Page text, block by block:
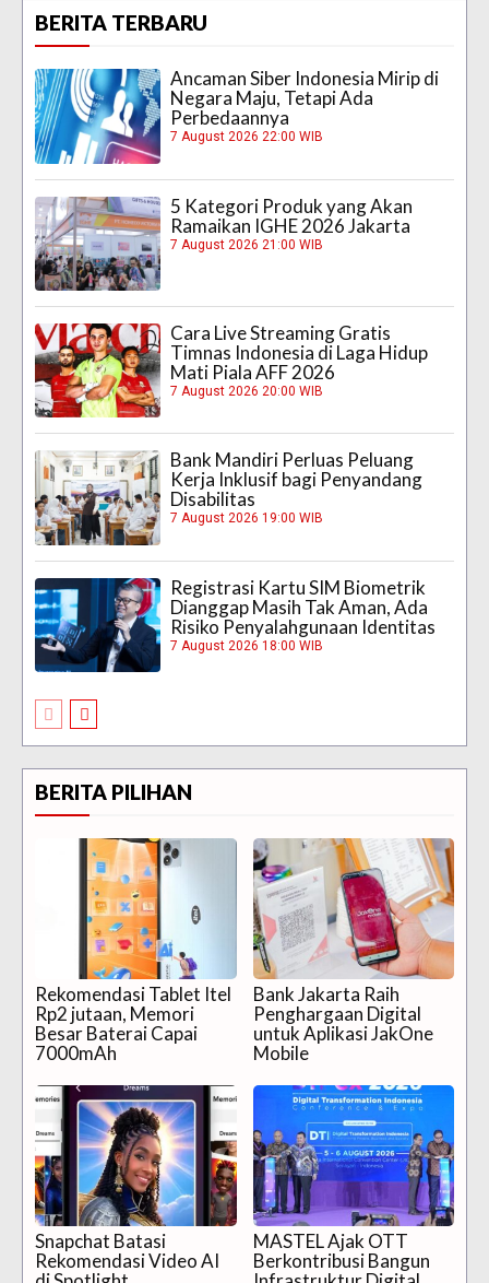
BERITA TERBARU
Ancaman Siber Indonesia Mirip di
Negara Maju, Tetapi Ada
Perbedaannya
7 August 2026 22:00 WIB
5 Kategori Produk yang Akan
Ramaikan IGHE 2026 Jakarta
7 August 2026 21:00 WIB
Cara Live Streaming Gratis
Timnas Indonesia di Laga Hidup
Mati Piala AFF 2026
7 August 2026 20:00 WIB
Bank Mandiri Perluas Peluang
Kerja Inklusif bagi Penyandang
Disabilitas
7 August 2026 19:00 WIB
Registrasi Kartu SIM Biometrik
Dianggap Masih Tak Aman, Ada
Risiko Penyalahgunaan Identitas
7 August 2026 18:00 WIB
BERITA PILIHAN
Rekomendasi Tablet Itel
Rp2 jutaan, Memori
Besar Baterai Capai
7000mAh
Bank Jakarta Raih
Penghargaan Digital
untuk Aplikasi JakOne
Mobile
Snapchat Batasi
Rekomendasi Video AI
MASTEL Ajak OTT
Berkontribusi Bangun